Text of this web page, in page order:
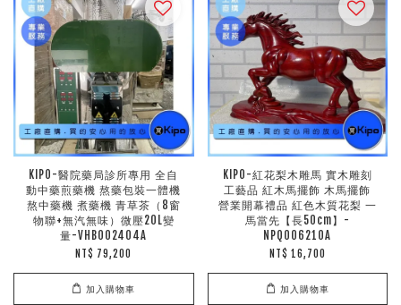
KIPO-醫院藥局診所專用 全自
動中藥煎藥機 熬藥包裝一體機
熬中藥機 煮藥機 青草茶（8窗
物聯+無汽無味）微壓20L變
量-VHB002404A
NT$ 79,200
加入購物車
KIPO-紅花梨木雕馬 實木雕刻
工藝品 紅木馬擺飾 木馬擺飾
營業開幕禮品 紅色木質花梨 一
馬當先【長50cm】-
NPQ006210A
NT$ 16,700
加入購物車